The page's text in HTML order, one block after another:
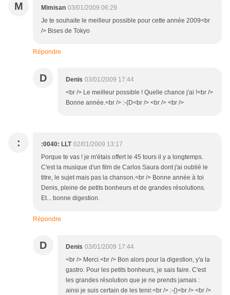
M Mimisan 03/01/2009 06:29
Je te souhaite le meilleur possible pour cette année 2009<br
/> Bises de Tokyo
Répondre
D Denis 03/01/2009 17:44
<br /> Le meilleur possible ! Quelle chance j'ai !<br />
Bonne année.<br /> :-{D<br /> <br /> <br />
: :0040: LLT 02/01/2009 13:17
Porque te vas ! je m'étais offert le 45 tours il y a longtemps.
C'est la musique d'un film de Carlos Saura dont j'ai oublié le
titre, le sujet mais pas la chanson.<br /> Bonne année à toi
Denis, pleine de petits bonheurs et de grandes résolutions.
Et... bonne digestion.
Répondre
D Denis 03/01/2009 17:44
<br /> Merci.<br /> Bon alors pour la digestion, y'a la
gastro. Pour les petits bonheurs, je sais faire. C'est
les grandes résolution que je ne prends jamais :
ainsi je suis certain de les tenir.<br /> :-{)<br /> <br />